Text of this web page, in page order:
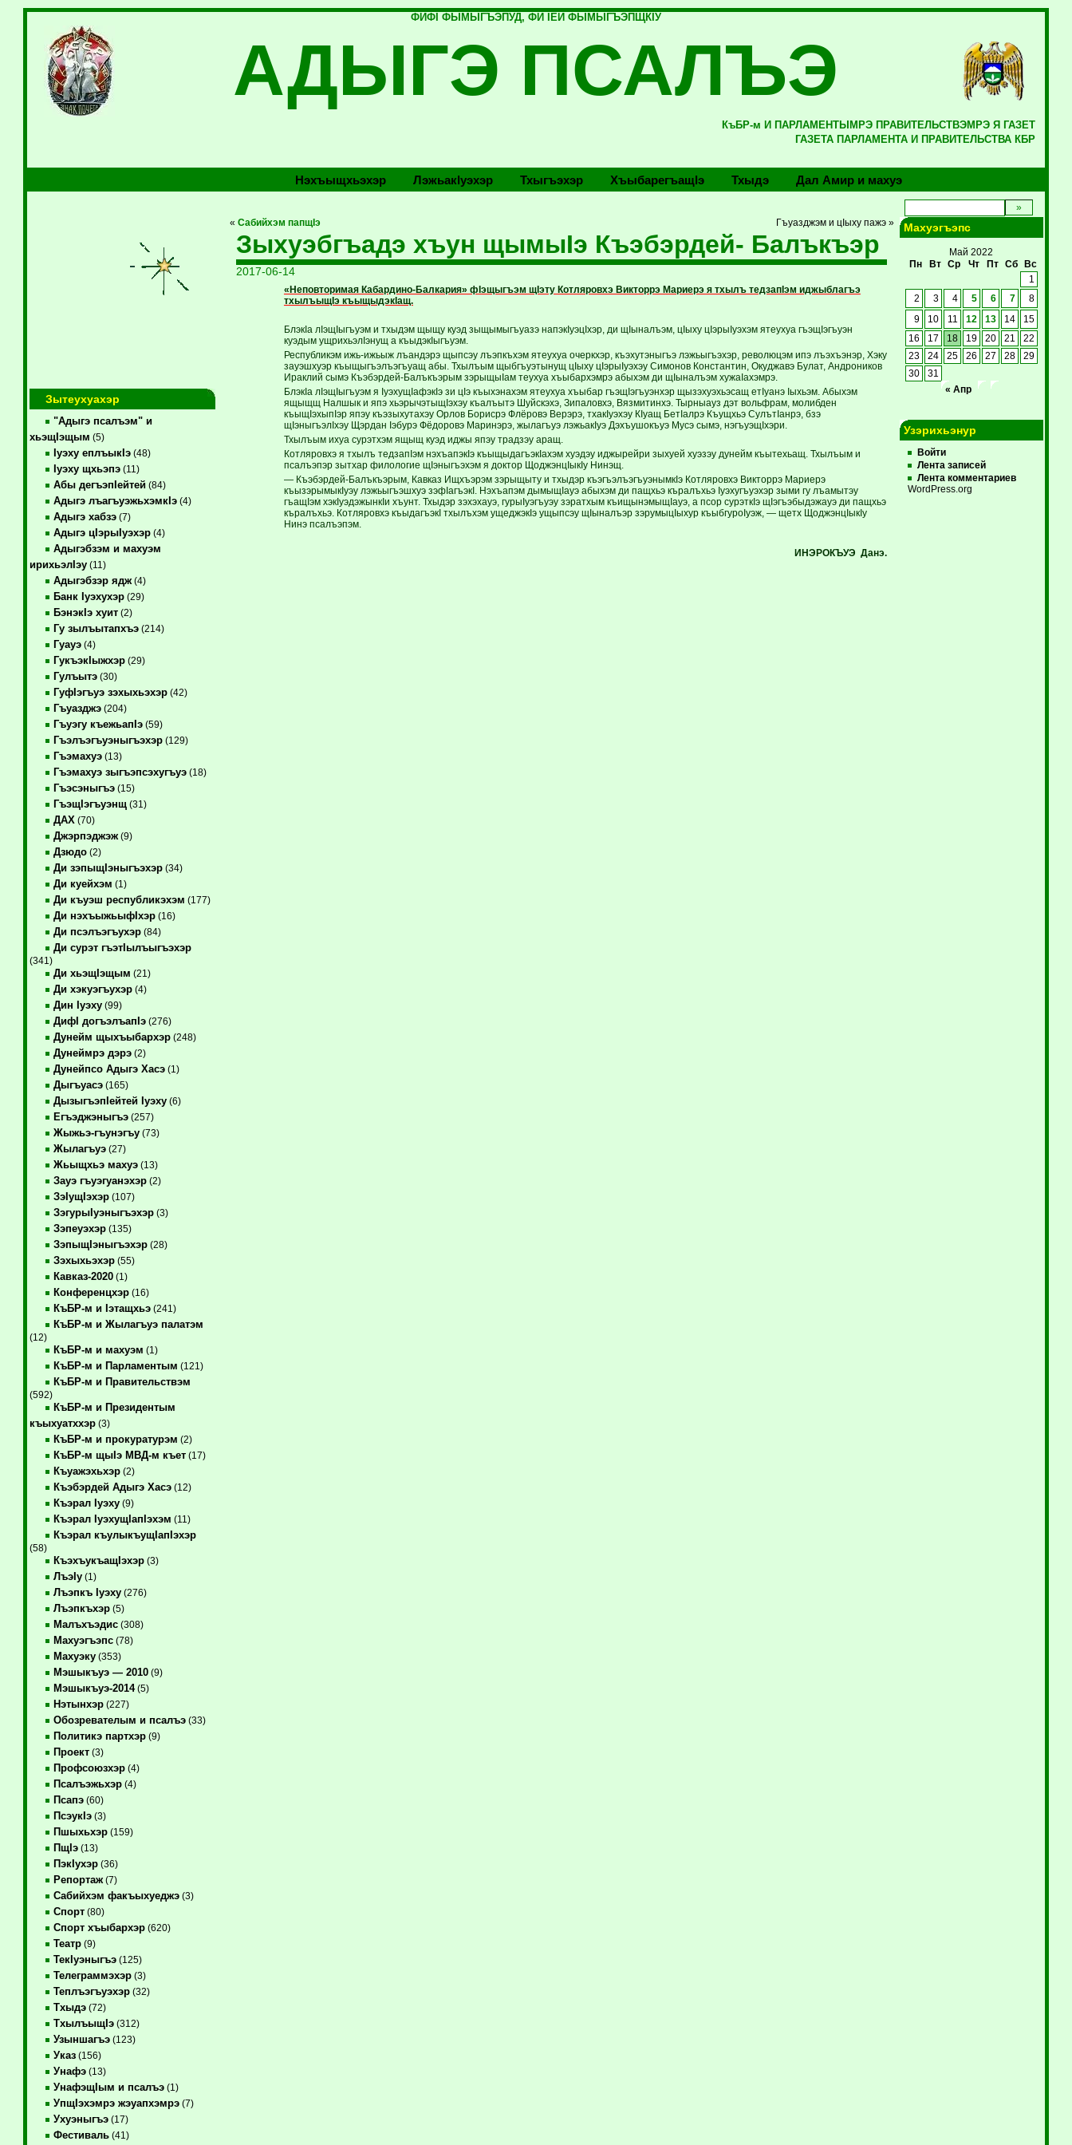
ФИФI ФЫМЫГЪЭПУД, ФИ IЕЙ ФЫМЫГЪЭПЩКIУ
АДЫГЭ ПСАЛЪЭ
КъБР-м И ПАРЛАМЕНТЫМРЭ ПРАВИТЕЛЬСТВЭМРЭ Я ГАЗЕТ
ГАЗЕТА ПАРЛАМЕНТА И ПРАВИТЕЛЬСТВА КБР
Нэхъыщхьэхэр Лэжьакlуэхэр Тхыгъэхэр Хъыбарегъащlэ Тхыдэ Дал Амир и махуэ
Зытеухуахэр
"Адыгэ псалъэм" и
хьэщIэщым (5)
Iуэху еплъыкIэ(48)
Iуэху щхьэпэ(11)
Абы дегъэпIейтей(84)
Адыгэ лъагъуэжьхэмкIэ(4)
Адыгэ хабзэ(7)
Адыгэ цIэрыIуэхэр(4)
Адыгэбзэм и махуэм
ирихьэлIэу(11)
Адыгэбзэр ядж(4)
Банк Iуэхухэр(29)
БэнэкIэ хуит(2)
Гу зылъытапхъэ(214)
Гуауэ(4)
ГукъэкIыжхэр(29)
Гулъытэ(30)
ГуфIэгъуэ зэхыхьэхэр(42)
Гъуазджэ(204)
Гъуэгу къежьапIэ(59)
Гъэлъэгъуэныгъэхэр(129)
Гъэмахуэ(13)
Гъэмахуэ зыгъэпсэхугъуэ(18)
Гъэсэныгъэ(15)
ГъэщIэгъуэнщ(31)
ДАХ (70)
Джэрпэджэж(9)
Дзюдо(2)
Ди зэпыщIэныгъэхэр(34)
Ди куейхэм (1)
Ди къуэш республикэхэм (177)
Ди нэхъыжьыфIхэр(16)
Ди псэлъэгъухэр(84)
Ди сурэт гъэтIылъыгъэхэр
(341)
Ди хьэщIэщым (21)
Ди хэкуэгъухэр(4)
Дин Iуэху(99)
ДифI догъэлъапIэ(276)
Дунейм щыхъыбархэр(248)
Дунеймрэ дэрэ(2)
Дунейпсо Адыгэ Хасэ(1)
Дыгъуасэ(165)
ДызыгъэпIейтей Iуэху(6)
Егъэджэныгъэ(257)
Жыжьэ-гъунэгъу(73)
Жылагъуэ(27)
Жьыщхьэ махуэ(13)
Зауэ гъуэгуанэхэр(2)
ЗэIущIэхэр(107)
ЗэгурыIуэныгъэхэр(3)
Зэпеуэхэр(135)
ЗэпыщIэныгъэхэр(28)
Зэхыхьэхэр(55)
Кавказ-2020(1)
Конференцхэр(16)
КъБР-м и Iэтащхьэ(241)
КъБР-м и Жылагъуэ палатэм
(12)
КъБР-м и махуэм (1)
КъБР-м и Парламентым (121)
КъБР-м и Правительствэм
(592)
КъБР-м и Президентым
къыхуатххэр(3)
КъБР-м и прокуратурэм (2)
КъБР-м щыIэ МВД-м къет(17)
Къуажэхьхэр(2)
Къэбэрдей Адыгэ Хасэ(12)
Къэрал Iуэху(9)
Къэрал IуэхущIапIэхэм (11)
Къэрал къулыкъущIапIэхэр
(58)
КъэхъукъащIэхэр(3)
ЛъэIу(1)
Лъэпкъ Iуэху(276)
Лъэпкъхэр(5)
Малъхъэдис(308)
Махуэгъэпс(78)
Махуэку(353)
Мэшыкъуэ — 2010(9)
Мэшыкъуэ-2014(5)
Нэтынхэр(227)
Обозревателым и псалъэ(33)
Политикэ партхэр(9)
Проект(3)
Профсоюзхэр(4)
Псалъэжьхэр(4)
Псапэ(60)
ПсэукIэ(3)
Пшыхьхэр(159)
ПщIэ(13)
ПэкIухэр(36)
Репортаж(7)
Сабийхэм факъыхуеджэ(3)
Спорт(80)
Спорт хъыбархэр(620)
Театр(9)
ТекIуэныгъэ(125)
Телеграммэхэр(3)
Теплъэгъуэхэр(32)
Тхыдэ(72)
ТхылъыщIэ(312)
Узыншагъэ(123)
Указ(156)
Унафэ(13)
УнафэщIым и псалъэ(1)
УпщIэхэмрэ жэуапхэмрэ(7)
Ухуэныгъэ(17)
Фестиваль(41)
« Сабийхэм папщIэ Гъуазджэм и цIыху пажэ »
Зыхуэбгъадэ хъун щымыIэ Къэбэрдей- Балъкъэр
2017-06-14
«Неповторимая Кабардино-Балкария» фIэщыгъэм щIэту Котляровхэ Викторрэ Мариерэ я тхылъ тедзапIэм иджыблагъэ
тхылъыщIэ къыщыдэкIащ.
БлэкIа лIэщIыгъуэм и тхыдэм щыщу куэд зыщымыгъуазэ напэкIуэцIхэр, ди щIыналъэм, цIыху цIэрыIуэхэм ятеухуа гъэщIэгъуэн
куэдым ущрихьэлIэнущ а къыдэкIыгъуэм.
Республикэм ижь-ижьыж лъандэрэ щыпсэу лъэпкъхэм ятеухуа очеркхэр, къэхутэныгъэ лэжьыгъэхэр, революцэм ипэ лъэхъэнэр, Хэку
зауэшхуэр къыщыгъэлъэгъуащ абы. Тхылъым щыбгъуэтынущ цIыху цIэрыIуэхэу Симонов Константин, Окуджавэ Булат, Андроников
Ираклий сымэ Къэбэрдей-Балъкъэрым зэрыщыIам теухуа хъыбархэмрэ абыхэм ди щIыналъэм хужаIахэмрэ.
БлэкIа лIэщIыгъуэм я IуэхущIафэкIэ зи цIэ къыхэнахэм ятеухуа хъыбар гъэщIэгъуэнхэр щызэхуэхьэсащ етIуанэ Iыхьэм. Абыхэм
ящыщщ Налшык и япэ хьэрычэтыщIэхэу къалъытэ Шуйскэхэ, Зипаловхэ, Вязмитинхэ. Тырныауз дэт вольфрам, молибден
къыщIэхыпIэр япэу къэзыхутахэу Орлов Борисрэ Флёровэ Верэрэ, тхакIуэхэу КIуащ БетIалрэ Къущхьэ СулътIанрэ, бзэ
щIэныгъэлIхэу Щэрдан Iэбурэ Фёдоровэ Маринэрэ, жылагъуэ лэжьакIуэ Дэхъушокъуэ Мусэ сымэ, нэгъуэщIхэри.
Тхылъым ихуа сурэтхэм ящыщ куэд иджы япэу традзэу аращ.
Котляровхэ я тхылъ тедзапIэм нэхъапэкIэ къыщыдагъэкIахэм хуэдэу иджырейри зыхуей хуэзэу дунейм къытехьащ. Тхылъым и
псалъэпэр зытхар филологие щIэныгъэхэм я доктор ЩоджэнцIыкIу Нинэщ.
— Къэбэрдей-Балъкъэрым, Кавказ Ищхъэрэм зэрыщыту и тхыдэр къэгъэлъэгъуэнымкIэ Котляровхэ Викторрэ Мариерэ
къызэрымыкIуэу лэжьыгъэшхуэ зэфIагъэкI. Нэхъапэм дымыщIауэ абыхэм ди пащхьэ къралъхьэ Iуэхугъуэхэр зыми гу лъамытэу
гъащIэм хэкIуэдэжынкIи хъунт. Тхыдэр зэхэхауэ, гурыIуэгъуэу зэратхым къищынэмыщIауэ, а псор сурэткIэ щIэгъэбыдэжауэ ди пащхьэ
къралъхьэ. Котляровхэ къыдагъэкI тхылъхэм ущеджэкIэ ущыпсэу щIыналъэр зэрумыцIыхур къыбгуроIуэж, — щетх ЩоджэнцIыкIу
Нинэ псалъэпэм.
ИНЭРОКЪУЭ Данэ.
Махуэгъэпс
Май 2022
Пн
Вт Ср Чт Пт Сб
Вс
1
2
3 4 5 6 7 8
9 10 11 12 13 14
15
16
17 18 19 20 21
22
23
24 25 26 27 28
29
30
31
« Апр
Узэрихьэнур
Войти
Лента записей
Лента комментариев
WordPress.org